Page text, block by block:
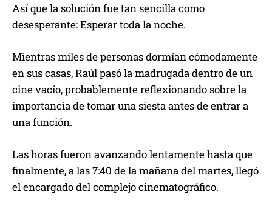
Así que la solución fue tan sencilla como
desesperante: Esperar toda la noche.
Mientras miles de personas dormían cómodamente
en sus casas, Raúl pasó la madrugada dentro de un
cine vacío, probablemente reflexionando sobre la
importancia de tomar una siesta antes de entrar a
una función.
Las horas fueron avanzando lentamente hasta que
finalmente, a las 7:40 de la mañana del martes, llegó
el encargado del complejo cinematográfico.